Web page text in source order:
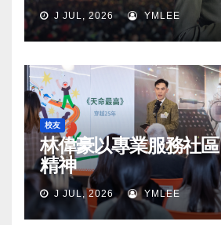
J JUL, 2026 YMLEE
校友
林偉豪以專業服務社
精神
J JUL, 2026 YMLEE